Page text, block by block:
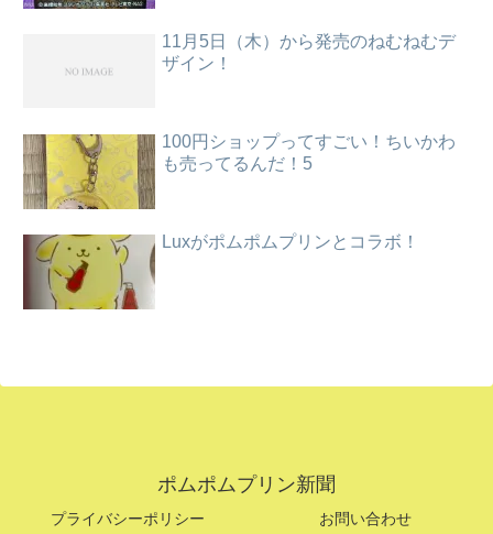
11月5日（木）から発売のねむねむデ
ザイン！
100円ショップってすごい！ちいかわ
も売ってるんだ！5
Luxがポムポムプリンとコラボ！
ポムポムプリン新聞
プライバシーポリシー お問い合わせ